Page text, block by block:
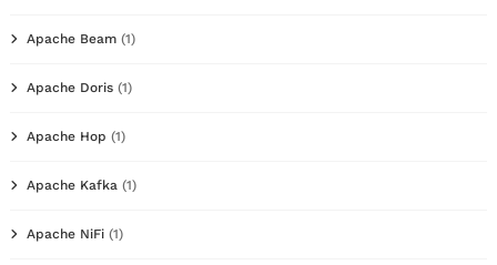
Apache Beam (1)
Apache Doris (1)
Apache Hop (1)
Apache Kafka (1)
Apache NiFi (1)